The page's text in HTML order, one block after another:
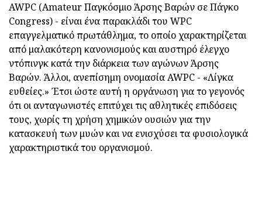
AWPC (Amateur Παγκόσμιο Άρσης Βαρών σε Πάγκο
Congress) - είναι ένα παρακλάδι του WPC
επαγγελματικό πρωτάθλημα, το οποίο χαρακτηρίζεται
από μαλακότερη κανονισμούς και αυστηρό έλεγχο
ντόπινγκ κατά την διάρκεια των αγώνων Άρσης
Βαρών. Άλλοι, ανεπίσημη ονομασία AWPC - «Λίγκα
ευθείες.» Έτσι ώστε αυτή η οργάνωση για το γεγονός
ότι οι ανταγωνιστές επιτύχει τις αθλητικές επιδόσεις
τους, χωρίς τη χρήση χημικών ουσιών για την
κατασκευή των μυών και να ενισχύσει τα φυσιολογικά
χαρακτηριστικά του οργανισμού.